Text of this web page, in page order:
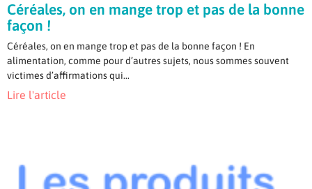
Céréales, on en mange trop et pas de la bonne
façon !
Céréales, on en mange trop et pas de la bonne façon ! En
alimentation, comme pour d’autres sujets, nous sommes souvent
victimes d’affirmations qui...
Lire l'article